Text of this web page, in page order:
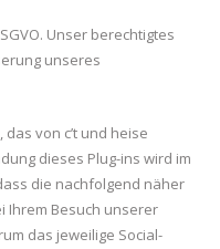
Unser berechtigtes
unseres
von c’t und heise
dieses Plug-ins wird im
die nachfolgend näher
Ihrem Besuch unserer
das jeweilige Social-